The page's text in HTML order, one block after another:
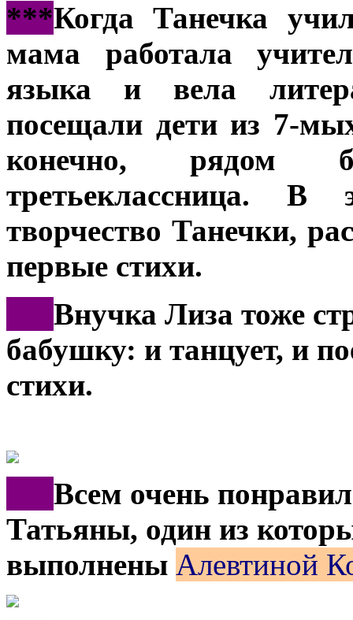
***Когда Танечка
мама работала
языка и вела
посещали дети из 7-
конечно,
третьеклассница.
творчество Танечки,
первые стихи.
Внучка Лиза тоже
бабушку: и танцует, и
стихи.
Всем очень
Татьяны, один из
выполнены Алевтиной